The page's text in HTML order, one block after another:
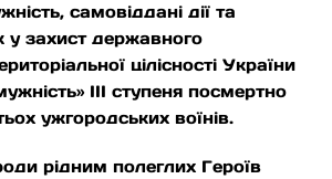
самовіддані дії та
у захист державного
цілісності України
ІІІ ступеня посмертно
ужгородських воїнів.
рідним полеглих Героїв